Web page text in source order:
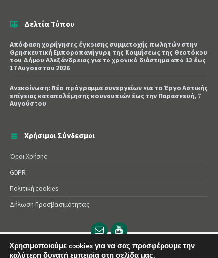
Δελτία Τύπου
Απόφαση χορήγησης έγκρισης συμμετοχής πωλητών στην
Θρησκευτική Εμποροπανήγυρη της Κοιμήσεως της Θεοτόκου
του Δήμου Αλεξάνδρειας για το χρονικό διάστημα από 13 έως
17 Αυγούστου 2026
Ανακοίνωση: Νέο πρόγραμμα συνεργείων για το Έργο Αστικής
επίγειας καταπολέμησης κουνουπιών έως την Παρασκευή, 7
Αυγούστου
Χρήσιμοι Σύνδεσμοι
Όροι Χρήσης
GDPR
Πολιτική cookies
Δήλωση Προσβασιμότητας
Email
url
YouTube
url
© 2025 Δήμος Αλεξάνδρειας | Powered byApogee
Χρησιμοποιούμε cookies για να σας προσφέρουμε την
καλύτερη δυνατή εμπειρία στη σελίδα μας.